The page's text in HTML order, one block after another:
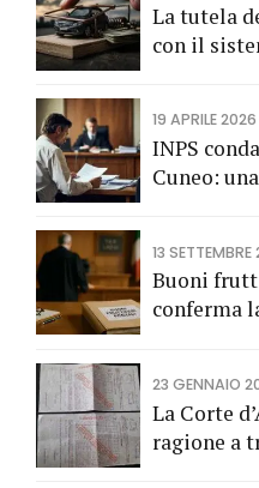
La tutela
con il sistema del
19 APRILE 2026
INPS
Cuneo:
13
Buoni
conferma
fruttiferi
23 GENNAIO
La Corte
ragione a